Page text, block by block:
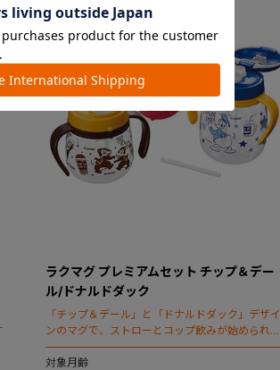
ラクマグ プレミアムセット チップ＆デー
ル/ドナルドダック
「チップ＆デール」と「ドナルドダック」デザイ
ンのマグで、ストローとコップ飲みが始められる
スターターセット。
対象月齢